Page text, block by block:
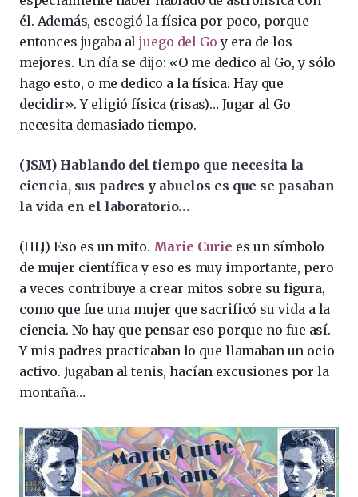
él. Además, escogió la física por poco, porque
entonces jugaba aljuego del Go y era de los
mejores. Un día se dijo: «O me dedico al Go, y sólo
hago esto, o me dedico a la física. Hay que
decidir». Y eligió física (risas)… Jugar al Go
necesita demasiado tiempo.
(JSM) Hablando del tiempo que necesita la
ciencia, sus padres y abuelos es que se pasaban
la vida en el laboratorio…
(HLJ) Eso es un mito. Marie Curie es un símbolo
de mujer científica y eso es muy importante, pero
a veces contribuye a crear mitos sobre su figura,
como que fue una mujer que sacrificó su vida a la
ciencia. No hay que pensar eso porque no fue así.
Y mis padres practicaban lo que llamaban un ocio
activo. Jugaban al tenis, hacían excusiones por la
montaña…